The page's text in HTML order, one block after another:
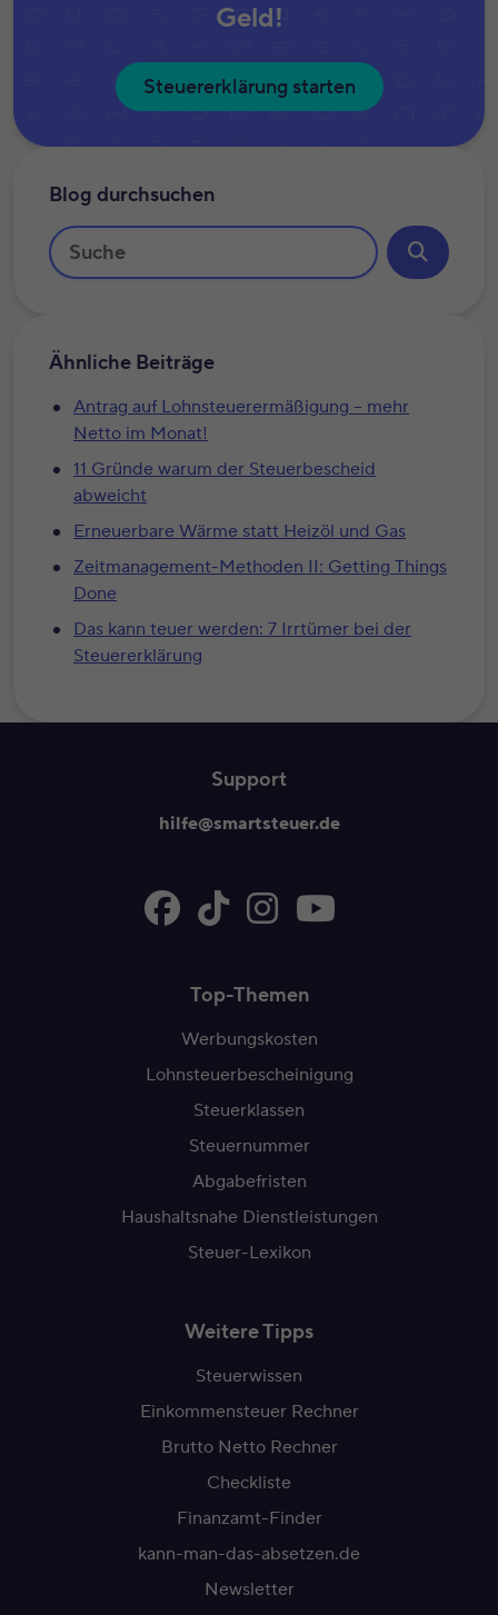
Geld!
Steuererklärung starten
Blog durchsuchen
Ähnliche Beiträge
Antrag auf Lohnsteuerermäßigung – mehr
Netto im Monat!
11 Gründe warum der Steuerbescheid
abweicht
Erneuerbare Wärme statt Heizöl und Gas
Zeitmanagement-Methoden II: Getting Things
Done
Das kann teuer werden: 7 Irrtümer bei der
Steuererklärung
Support
hilfe@smartsteuer.de
Top-Themen
Werbungskosten
Lohnsteuerbescheinigung
Steuerklassen
Steuernummer
Abgabefristen
Haushaltsnahe Dienstleistungen
Steuer-Lexikon
Weitere Tipps
Steuerwissen
Einkommensteuer Rechner
Brutto Netto Rechner
Checkliste
Finanzamt-Finder
kann-man-das-absetzen.de
Newsletter